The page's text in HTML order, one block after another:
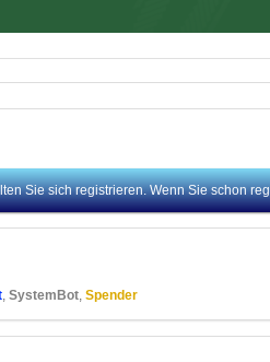
Sie sich registrieren. Wenn Sie schon
SystemBot Spender